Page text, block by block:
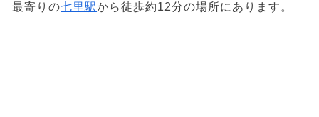
最寄りの七里駅から徒歩約12分の場所にあります。